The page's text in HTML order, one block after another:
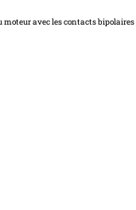
avec les contacts bipolaires